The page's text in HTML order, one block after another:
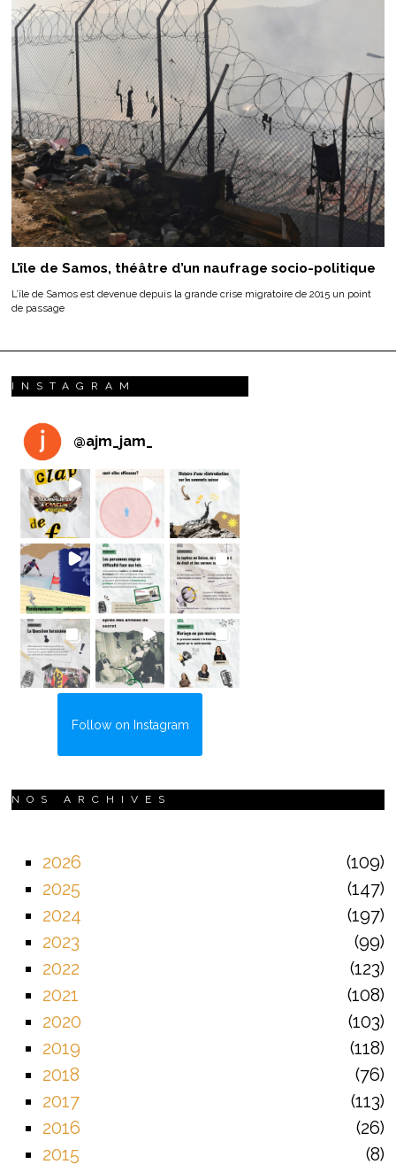
L’île de Samos, théâtre d’un naufrage socio-politique
L’île de Samos est devenue depuis la grande crise migratoire de 2015 un point
de passage
INSTAGRAM
@ajm_jam_
Follow on Instagram
NOS ARCHIVES
2026
109
2025
147
2024
197
2023
99
2022
123
2021
108
2020
103
2019
118
2018
76
2017
113
2016
26
2015
8